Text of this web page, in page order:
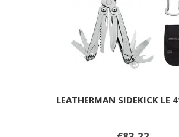
LEATHERMAN SIDEKICK LE